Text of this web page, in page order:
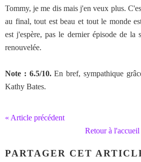
Tommy, je me dis mais j'en veux plus.
au final, tout est beau et tout le monde
est j'espère, pas le dernier épisode de
renouvelée.
Note : 6.5/10.En bref, sympathique
Kathy Bates.
« Article précédent
Retour à l'accueil
PARTAGER CET